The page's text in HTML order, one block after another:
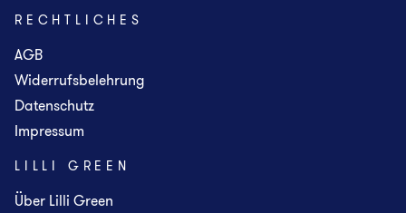
RECHTLICHES
AGB
Widerrufsbelehrung
Datenschutz
Impressum
LILLI GREEN
Über Lilli Green